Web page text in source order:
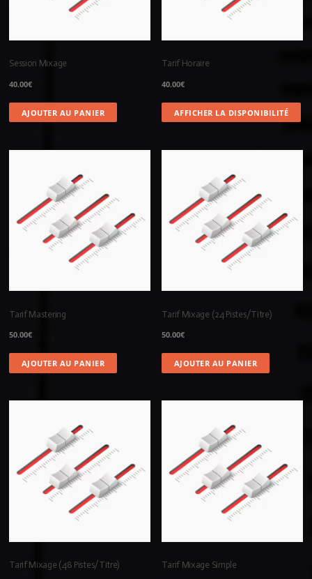
Session Mixage
40.00€
AJOUTER AU PANIER
Tarif Horaire
40.00€
AFFICHER LA DISPONIBILITÉ
Tarif Mastering
50.00€
AJOUTER AU PANIER
Tarif Mixage (24 Pistes/Titre)
50.00€
AJOUTER AU PANIER
Tarif Mixage (48 Pistes/Titre)
Tarif Mixage Simple